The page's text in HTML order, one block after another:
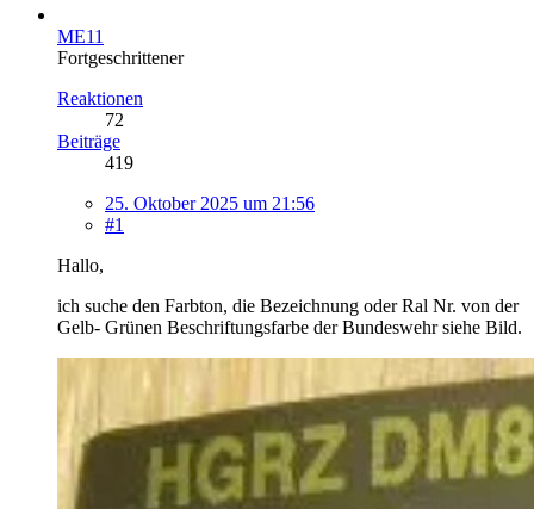
ME11
Fortgeschrittener
Reaktionen
72
Beiträge
419
25. Oktober 2025 um 21:56
#1
Hallo,
ich suche den Farbton, die Bezeichnung oder Ral Nr. von der
Gelb- Grünen Beschriftungsfarbe der Bundeswehr siehe Bild.